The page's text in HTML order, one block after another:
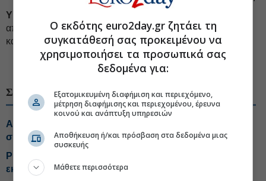
ΥΓ:
από τα 14,2 στα 24,8 εκατ. ευρώ και υπερδιπλασίασε την
καθαρή της κερδοφορία (από τα 2,85 στα 6,55 εκατ. ευρώ).
#Τεχνολογικές εταιρείες Ελλάδα #Dotsoft
ΣΧΕΤΙΚΑ ΘΕΜΑΤΑ
ALTUS-LSA: Ανοίγει νέο κεφάλαιο μέσω της
συνεργασίας με τη Shield AI
Profile: Αύξηση τζίρου 60% στο εξάμηνο, πάνω από τις
εκτιμήσεις
Ο εκδότης euro2day.gr ζητάει τη
συγκατάθεσή σας προκειμένου να
χρησιμοποιήσει τα προσωπικά σας
δεδομένα για:
Εξατομικευμένη διαφήμιση και περιεχόμενο,
μέτρηση διαφήμισης και περιεχομένου, έρευνα
κοινού και ανάπτυξη υπηρεσιών
Αποθήκευση ή/και πρόσβαση στα δεδομένα μιας
συσκευής
Μάθετε περισσότερα